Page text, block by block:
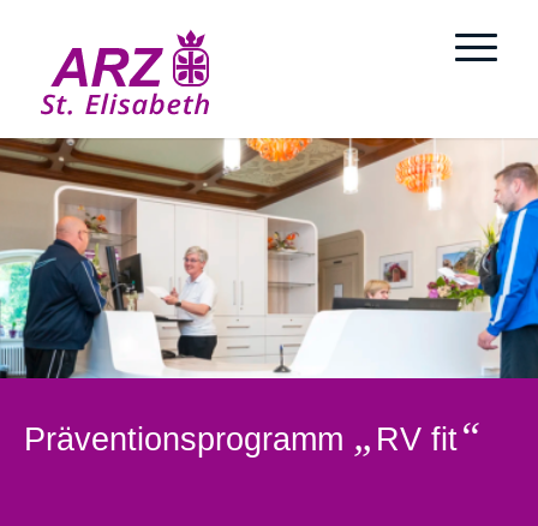
Präventionsprogramm „ RV fit“